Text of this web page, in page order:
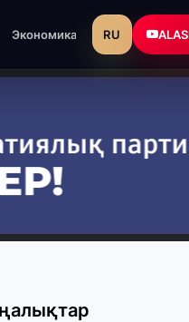
Экономика RU